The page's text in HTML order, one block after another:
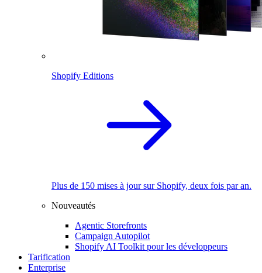
Shopify Editions
Plus de 150 mises à jour sur Shopify, deux fois par an.
Nouveautés
Agentic Storefronts
Campaign Autopilot
Shopify AI Toolkit pour les développeurs
Tarification
Enterprise